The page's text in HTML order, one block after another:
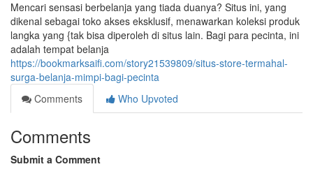
Mencari sensasi berbelanja yang tiada duanya? Situs ini, yang
dikenal sebagai toko akses eksklusif, menawarkan koleksi produk
langka yang {tak bisa diperoleh di situs lain. Bagi para pecinta, ini
adalah tempat belanja
https://bookmarksaifi.com/story21539809/situs-store-termahal-
surga-belanja-mimpi-bagi-pecinta
Comments
Who Upvoted
Comments
Submit a Comment